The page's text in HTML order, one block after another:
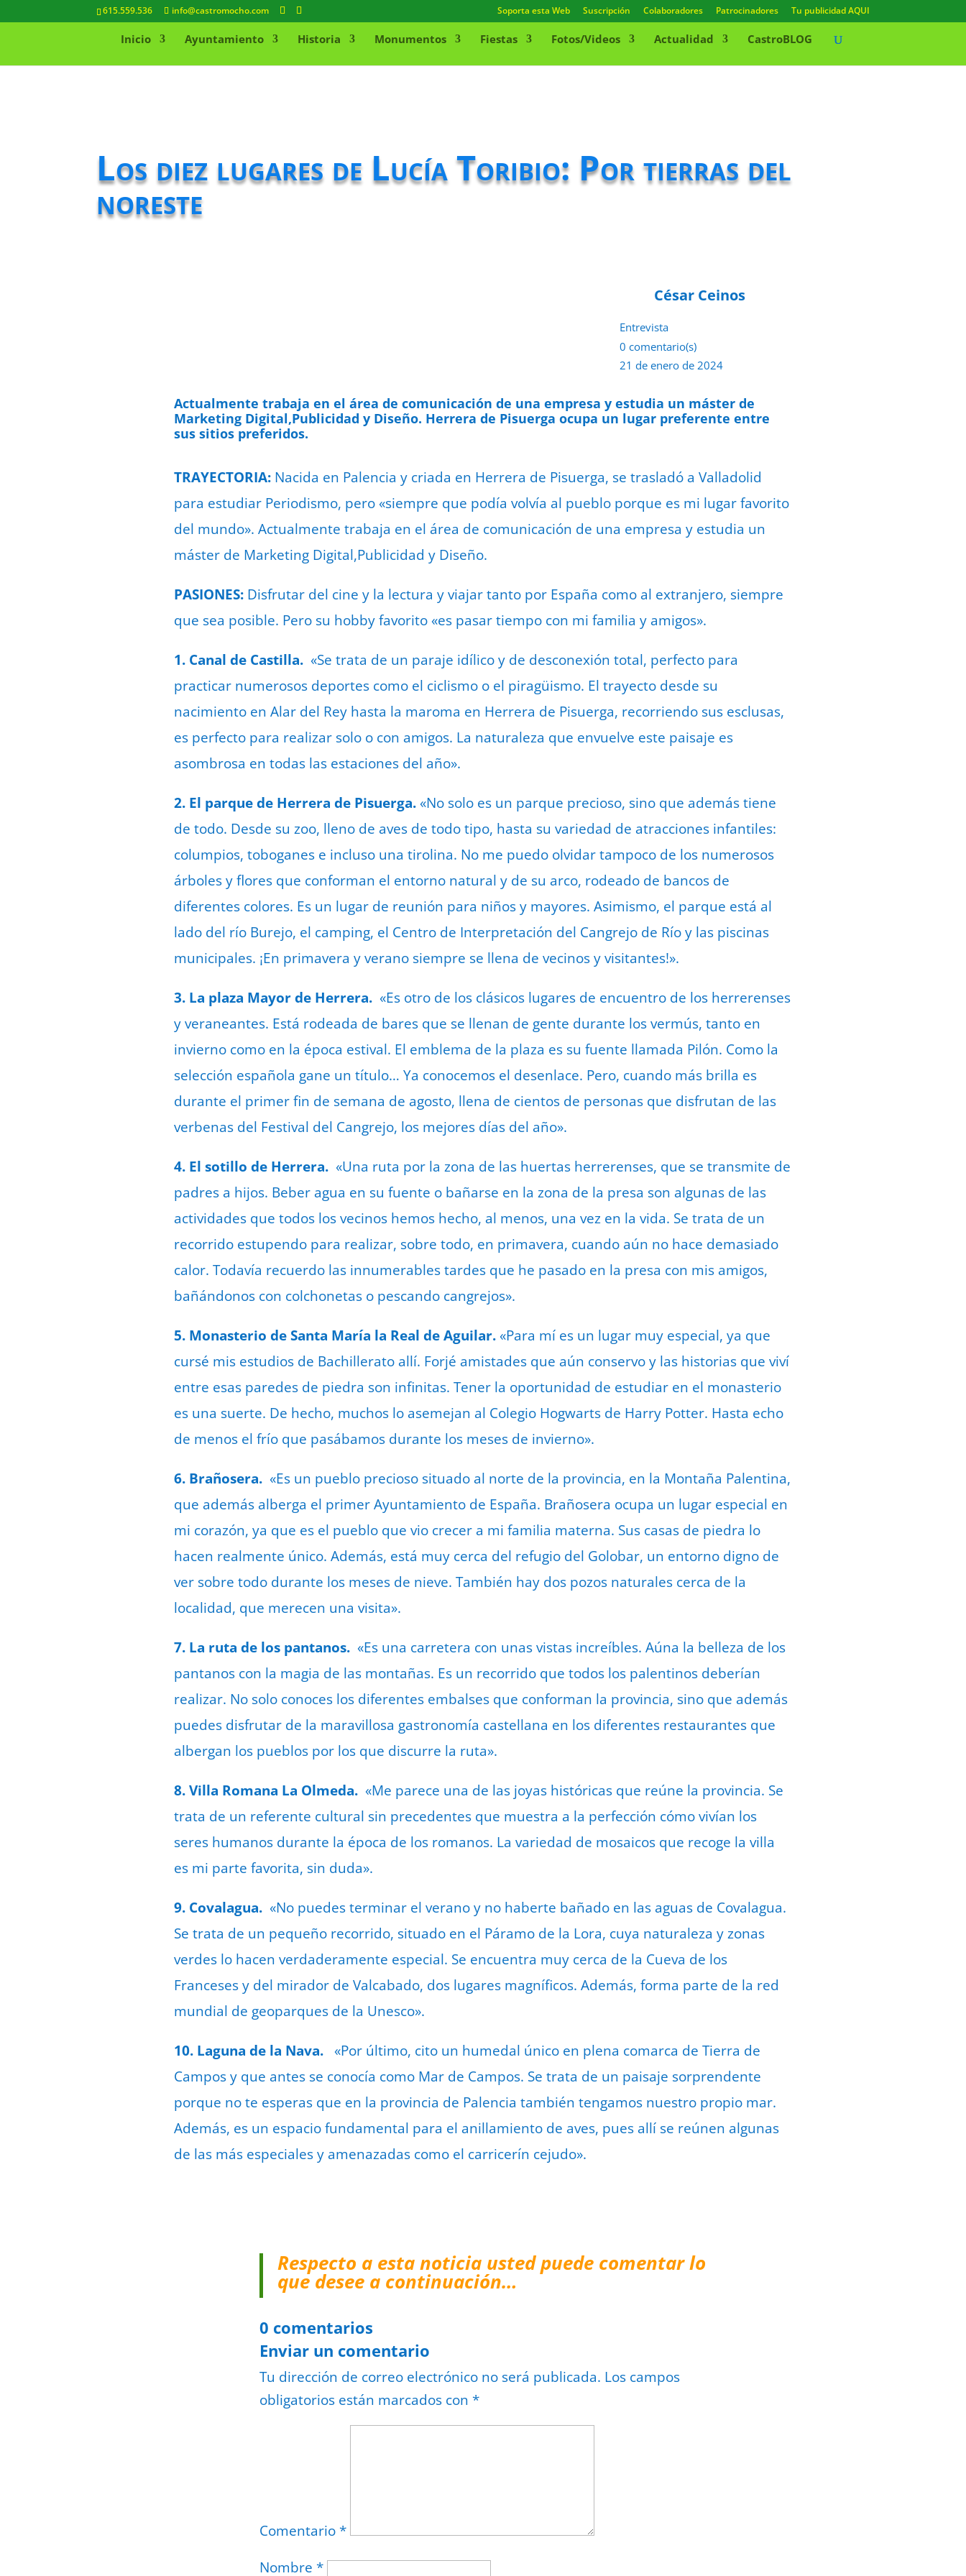
615.559.536 info@castromocho.com Soporta esta Web Suscripción Colaboradores Patrocinadores Tu publicidad AQUI
Inicio Ayuntamiento Historia Monumentos Fiestas Fotos/Videos Actualidad CastroBLOG
Los diez lugares de Lucía Toribio: Por tierras del
noreste
César Ceinos
Entrevista
0 comentario(s)
21 de enero de 2024
Actualmente trabaja en el área de comunicación de una empresa y estudia un máster de
Marketing Digital,Publicidad y Diseño. Herrera de Pisuerga ocupa un lugar preferente entre
sus sitios preferidos.
TRAYECTORIA: Nacida en Palencia y criada en Herrera de Pisuerga, se trasladó a Valladolid
para estudiar Periodismo, pero «siempre que podía volvía al pueblo porque es mi lugar favorito
del mundo». Actualmente trabaja en el área de comunicación de una empresa y estudia un
máster de Marketing Digital,Publicidad y Diseño.
PASIONES: Disfrutar del cine y la lectura y viajar tanto por España como al extranjero, siempre
que sea posible. Pero su hobby favorito «es pasar tiempo con mi familia y amigos».
1. Canal de Castilla. «Se trata de un paraje idílico y de desconexión total, perfecto para
practicar numerosos deportes como el ciclismo o el piragüismo. El trayecto desde su
nacimiento en Alar del Rey hasta la maroma en Herrera de Pisuerga, recorriendo sus esclusas,
es perfecto para realizar solo o con amigos. La naturaleza que envuelve este paisaje es
asombrosa en todas las estaciones del año».
2. El parque de Herrera de Pisuerga. «No solo es un parque precioso, sino que además tiene
de todo. Desde su zoo, lleno de aves de todo tipo, hasta su variedad de atracciones infantiles:
columpios, toboganes e incluso una tirolina. No me puedo olvidar tampoco de los numerosos
árboles y flores que conforman el entorno natural y de su arco, rodeado de bancos de
diferentes colores. Es un lugar de reunión para niños y mayores. Asimismo, el parque está al
lado del río Burejo, el camping, el Centro de Interpretación del Cangrejo de Río y las piscinas
municipales. ¡En primavera y verano siempre se llena de vecinos y visitantes!».
3. La plaza Mayor de Herrera. «Es otro de los clásicos lugares de encuentro de los herrerenses
y veraneantes. Está rodeada de bares que se llenan de gente durante los vermús, tanto en
invierno como en la época estival. El emblema de la plaza es su fuente llamada Pilón. Como la
selección española gane un título… Ya conocemos el desenlace. Pero, cuando más brilla es
durante el primer fin de semana de agosto, llena de cientos de personas que disfrutan de las
verbenas del Festival del Cangrejo, los mejores días del año».
4. El sotillo de Herrera. «Una ruta por la zona de las huertas herrerenses, que se transmite de
padres a hijos. Beber agua en su fuente o bañarse en la zona de la presa son algunas de las
actividades que todos los vecinos hemos hecho, al menos, una vez en la vida. Se trata de un
recorrido estupendo para realizar, sobre todo, en primavera, cuando aún no hace demasiado
calor. Todavía recuerdo las innumerables tardes que he pasado en la presa con mis amigos,
bañándonos con colchonetas o pescando cangrejos».
5. Monasterio de Santa María la Real de Aguilar. «Para mí es un lugar muy especial, ya que
cursé mis estudios de Bachillerato allí. Forjé amistades que aún conservo y las historias que viví
entre esas paredes de piedra son infinitas. Tener la oportunidad de estudiar en el monasterio
es una suerte. De hecho, muchos lo asemejan al Colegio Hogwarts de Harry Potter. Hasta echo
de menos el frío que pasábamos durante los meses de invierno».
6. Brañosera. «Es un pueblo precioso situado al norte de la provincia, en la Montaña Palentina,
que además alberga el primer Ayuntamiento de España. Brañosera ocupa un lugar especial en
mi corazón, ya que es el pueblo que vio crecer a mi familia materna. Sus casas de piedra lo
hacen realmente único. Además, está muy cerca del refugio del Golobar, un entorno digno de
ver sobre todo durante los meses de nieve. También hay dos pozos naturales cerca de la
localidad, que merecen una visita».
7. La ruta de los pantanos. «Es una carretera con unas vistas increíbles. Aúna la belleza de los
pantanos con la magia de las montañas. Es un recorrido que todos los palentinos deberían
realizar. No solo conoces los diferentes embalses que conforman la provincia, sino que además
puedes disfrutar de la maravillosa gastronomía castellana en los diferentes restaurantes que
albergan los pueblos por los que discurre la ruta».
8. Villa Romana La Olmeda. «Me parece una de las joyas históricas que reúne la provincia. Se
trata de un referente cultural sin precedentes que muestra a la perfección cómo vivían los
seres humanos durante la época de los romanos. La variedad de mosaicos que recoge la villa
es mi parte favorita, sin duda».
9. Covalagua. «No puedes terminar el verano y no haberte bañado en las aguas de Covalagua.
Se trata de un pequeño recorrido, situado en el Páramo de la Lora, cuya naturaleza y zonas
verdes lo hacen verdaderamente especial. Se encuentra muy cerca de la Cueva de los
Franceses y del mirador de Valcabado, dos lugares magníficos. Además, forma parte de la red
mundial de geoparques de la Unesco».
10. Laguna de la Nava.
«Por último, cito un humedal único en plena comarca de Tierra de
Campos y que antes se conocía como Mar de Campos. Se trata de un paisaje sorprendente
porque no te esperas que en la provincia de Palencia también tengamos nuestro propio mar.
Además, es un espacio fundamental para el anillamiento de aves, pues allí se reúnen algunas
de las más especiales y amenazadas como el carricerín cejudo».
Respecto a esta noticia usted puede comentar lo
que desee a continuación…
0 comentarios
Enviar un comentario
Tu dirección de correo electrónico no será publicada. Los campos
obligatorios están marcados con *
Comentario *
Nombre *